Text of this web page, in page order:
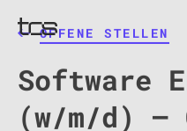
OFFENE STELLEN
Software
(w/m/d) –